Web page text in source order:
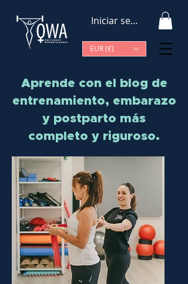
EUR (€)
Iniciar sesión
Aprende con el blog de
entrenamiento, embarazo
y postparto más
completo y riguroso.